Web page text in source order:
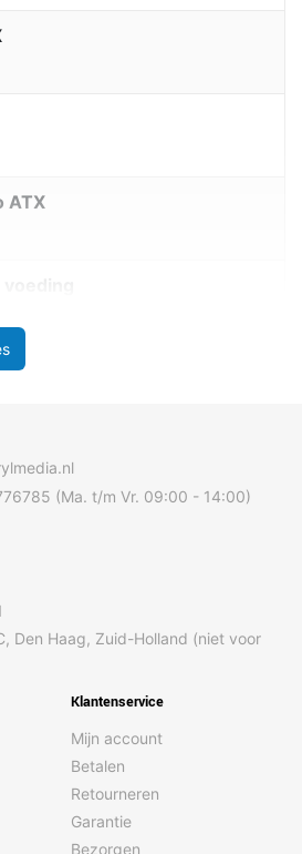
ATX
(Ma. t/m Vr. 09:00 - 14:00)
Den Haag, Zuid-Holland (niet voor
Klantenservice
Mijn account
Betalen
Retourneren
Garantie
Bezorgen